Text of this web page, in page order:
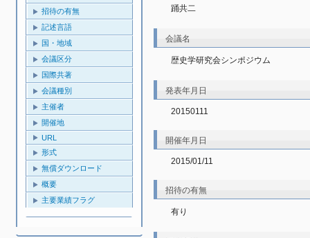
招待の有無
記述言語
国・地域
会議区分
国際共著
会議種別
主催者
開催地
URL
形式
無償ダウンロード
概要
主要業績フラグ
踊共二
会議名
歴史学研究会シンポジウム
発表年月日
20150111
開催年月日
2015/01/11
招待の有無
有り